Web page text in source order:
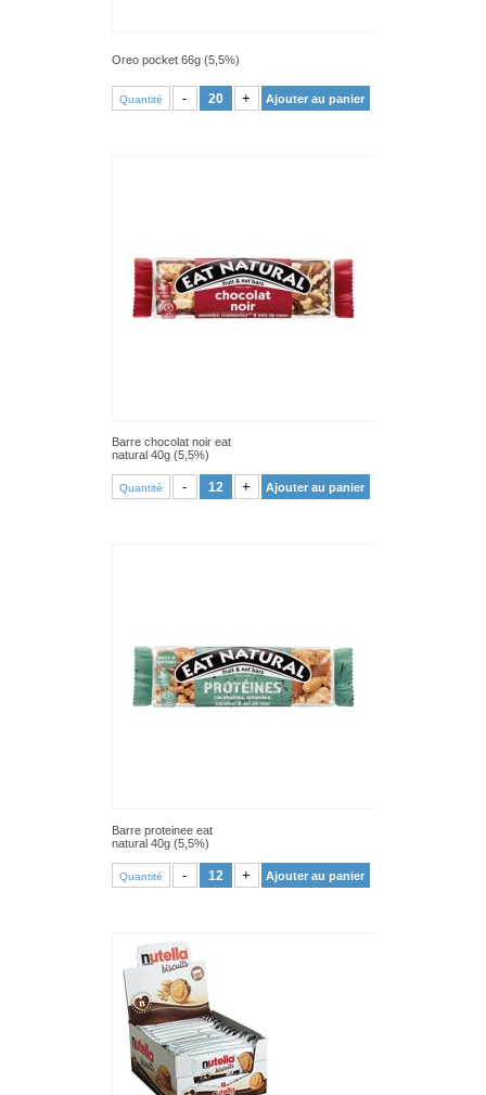
Oreo pocket 66g (5,5%)
Quantité - + Ajouter au panier
Barre chocolat noir eat
natural 40g (5,5%)
Quantité - + Ajouter au panier
Barre proteinee eat
natural 40g (5,5%)
Quantité - + Ajouter au panier